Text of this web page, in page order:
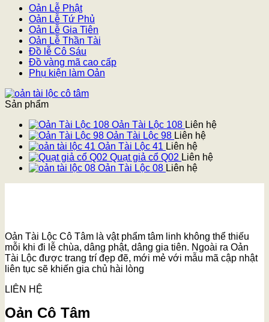
Oản Lễ Phật
Oản Lễ Tứ Phủ
Oản Lễ Gia Tiên
Oản Lễ Thần Tài
Đồ lễ Cô Sáu
Đồ vàng mã cao cấp
Phụ kiện làm Oản
Sản phẩm
Oản Tài Lộc 108 Liên hệ
Oản Tài Lộc 98 Liên hệ
Oản Tài Lộc 41 Liên hệ
Quạt giả cổ Q02 Liên hệ
Oản Tài Lộc 08 Liên hệ
Oản Tài Lộc Cô Tâm là vật phẩm tâm linh không thể thiếu
mỗi khi đi lễ chùa, dâng phật, dâng gia tiên. Ngoài ra Oản
Tài Lộc được trang trí đẹp đẽ, mới mẻ với mẫu mã cập nhật
liên tục sẽ khiến gia chủ hài lòng
LIÊN HỆ
Oản Cô Tâm